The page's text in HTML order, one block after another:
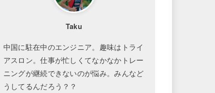
Taku
中国に駐在中のエンジニア。趣味はトライ
アスロン。仕事が忙しくてなかなかトレー
ニングが継続できないのが悩み。みんなど
うしてるんだろう？？